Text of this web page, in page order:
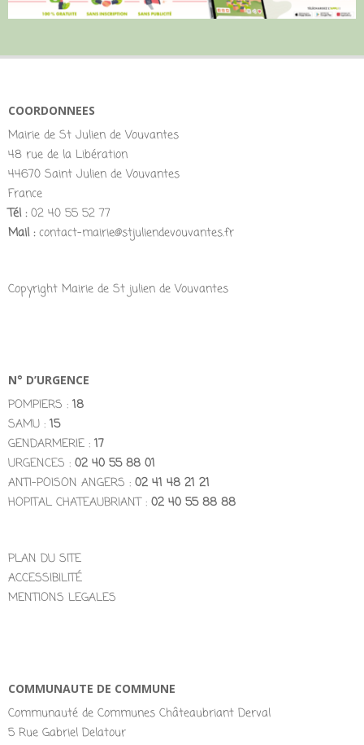
COORDONNEES
Mairie de St Julien de Vouvantes
48 rue de la Libération
44670 Saint Julien de Vouvantes
France
Tél :02 40 55 52 77
Mail :contact-mairie@stjuliendevouvantes.fr
Copyright Mairie de St julien de Vouvantes
N° D’URGENCE
POMPIERS : 18
SAMU : 15
GENDARMERIE : 17
URGENCES : 02 40 55 88 01
ANTI-POISON ANGERS : 02 41 48 21 21
HOPITAL CHATEAUBRIANT : 02 40 55 88 88
PLAN DU SITE
ACCESSIBILITÉ
MENTIONS LEGALES
COMMUNAUTE DE COMMUNE
Communauté de Communes Châteaubriant Derval
5 Rue Gabriel Delatour